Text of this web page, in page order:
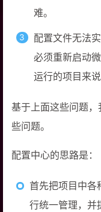
难。
配置文件无法
必须重新启动
运行的项目来
基于上面这些问题，
些问题。
配置中心的思路是：
首先把项目中各
行统一管理，并